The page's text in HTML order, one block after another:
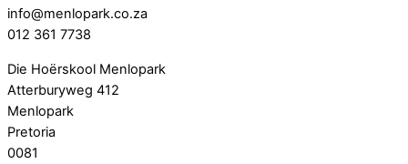
info@menlopark.co.za
012 361 7738
Die Hoërskool Menlopark
Atterburyweg 412
Menlopark
Pretoria
0081